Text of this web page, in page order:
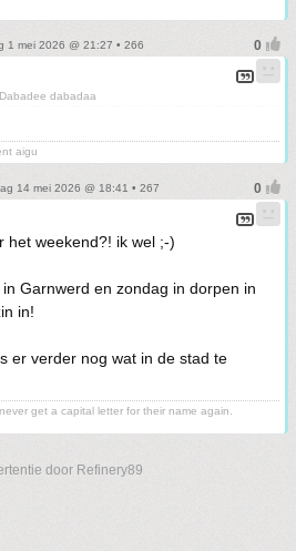
1 mei 2026 @ 21:27 • 266
Dabadee dabadaa
aigu
14 mei 2026 @ 18:41 • 267
het weekend?! ik wel ;-)
Garnwerd en zondag in dorpen in
in!
er verder nog wat in de stad te
get a capital letter for their name again.
door Refinery89